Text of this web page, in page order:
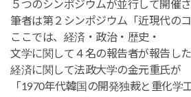
５つのシンポジウムが並行して開催さ
筆者は第２シンポジウム「近現代の
ここでは、経済・政治・歴史・
文学に関して４名の報告者が報告した
経済に関して法政大学の金元重氏が
「1970年代韓国の開発独裁と重化学